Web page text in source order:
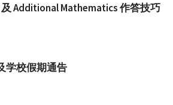
及 Additional Mathematics 作答技巧
学校假期通告